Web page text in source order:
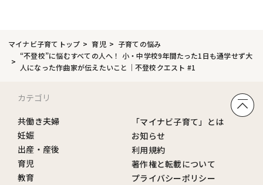
マイナビ子育てトップ 育児
子育ての悩み
“不登校”に悩むすべての人へ！ 小・中学校9年間たった1日も通学せず大
人になった作曲家が伝えたいこと｜不登校クエスト #1
カテゴリ
共働き夫婦
妊娠
出産・産後
育児
教育
「マイナビ子育て」とは
お知らせ
利用規約
著作権と転載について
プライバシーポリシー